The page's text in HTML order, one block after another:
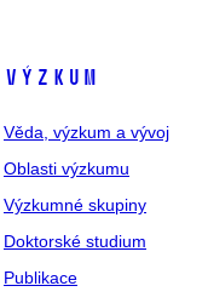
VÝZKUM
Věda, výzkum a vývoj
Oblasti výzkumu
Výzkumné skupiny
Doktorské studium
Publikace